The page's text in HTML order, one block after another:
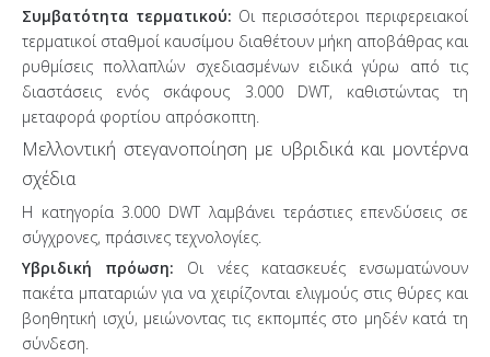
Συμβατότητα τερματικού: Οι περισσότεροι περιφερειακοί
τερματικοί σταθμοί καυσίμου διαθέτουν μήκη αποβάθρας και
ρυθμίσεις πολλαπλών σχεδιασμένων ειδικά γύρω από τις
διαστάσεις ενός σκάφους 3.000 DWT, καθιστώντας τη
μεταφορά φορτίου απρόσκοπτη.
Μελλοντική στεγανοποίηση με υβριδικά και μοντέρνα
σχέδια
Η κατηγορία 3.000 DWT λαμβάνει τεράστιες επενδύσεις σε
σύγχρονες, πράσινες τεχνολογίες.
Υβριδική πρόωση: Οι νέες κατασκευές ενσωματώνουν
πακέτα μπαταριών για να χειρίζονται ελιγμούς στις θύρες και
βοηθητική ισχύ, μειώνοντας τις εκπομπές στο μηδέν κατά τη
σύνδεση.